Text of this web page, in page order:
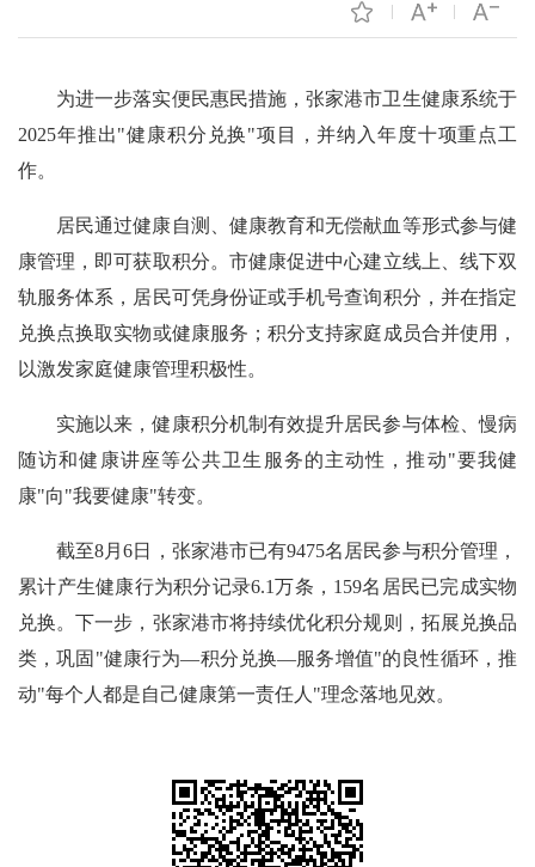
为进一步落实便民惠民措施，张家港市卫生健康系统于
2025年推出"健康积分兑换"项目，并纳入年度十项重点工
作。
居民通过健康自测、健康教育和无偿献血等形式参与健
康管理，即可获取积分。市健康促进中心建立线上、线下双
轨服务体系，居民可凭身份证或手机号查询积分，并在指定
兑换点换取实物或健康服务；积分支持家庭成员合并使用，
以激发家庭健康管理积极性。
实施以来，健康积分机制有效提升居民参与体检、慢病
随访和健康讲座等公共卫生服务的主动性，推动"要我健
康"向"我要健康"转变。
截至8月6日，张家港市已有9475名居民参与积分管理，
累计产生健康行为积分记录6.1万条，159名居民已完成实物
兑换。下一步，张家港市将持续优化积分规则，拓展兑换品
类，巩固"健康行为—积分兑换—服务增值"的良性循环，推
动"每个人都是自己健康第一责任人"理念落地见效。